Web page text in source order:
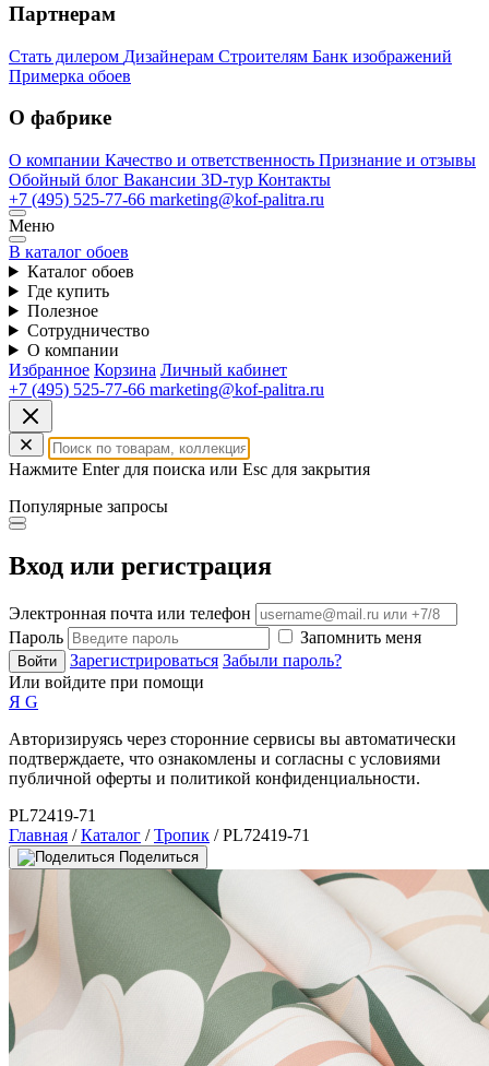
Партнерам
Стать дилером Дизайнерам Строителям Банк изображений
Примерка обоев
О фабрике
О компании Качество и ответственность Признание и отзывы
Обойный блог Вакансии 3D-тур Контакты
+7 (495) 525-77-66 marketing@kof-palitra.ru
Меню
В каталог обоев
Каталог обоев
Где купить
Полезное
Сотрудничество
О компании
Избранное Корзина Личный кабинет
+7 (495) 525-77-66 marketing@kof-palitra.ru
Нажмите Enter для поиска или Esc для закрытия
Популярные запросы
Вход или регистрация
Электронная почта или телефон
Пароль
Запомнить меня
Войти Зарегистрироваться Забыли пароль?
Или войдите при помощи
Я G
Авторизируясь через сторонние сервисы вы автоматически
подтверждаете, что ознакомлены и согласны с условиями
публичной оферты и политикой конфиденциальности.
PL72419-71
Главная /Каталог /Тропик / PL72419-71
Поделиться